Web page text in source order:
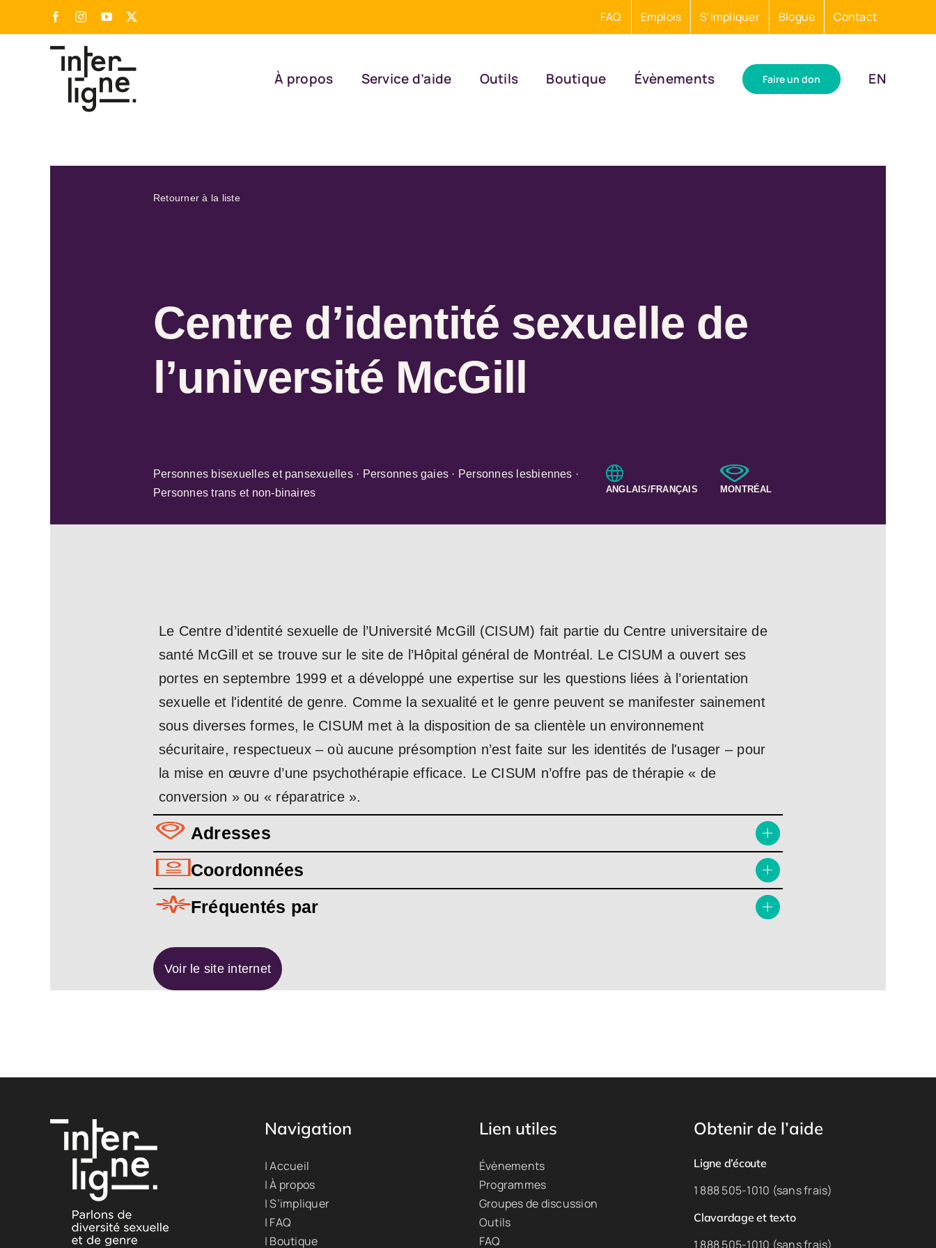
FacebookInstagram
YouTube FAQ Emplois S’impliquer Blogue Contact
À propos Service d’aide Outils Boutique Évènements Faire un don EN
Retourner à la liste
Centre d’identité sexuelle de
l’université McGill
Personnes bisexuelles et pansexuelles · Personnes gaies · Personnes lesbiennes ·
Personnes trans et non-binaires
ANGLAIS/FRANÇAIS MONTRÉAL
Le Centre d’identité sexuelle de l’Université McGill (CISUM) fait partie du Centre universitaire de
santé McGill et se trouve sur le site de l’Hôpital général de Montréal. Le CISUM a ouvert ses
portes en septembre 1999 et a développé une expertise sur les questions liées à l’orientation
sexuelle et l'identité de genre. Comme la sexualité et le genre peuvent se manifester sainement
sous diverses formes, le CISUM met à la disposition de sa clientèle un environnement
sécuritaire, respectueux – où aucune présomption n’est faite sur les identités de l'usager – pour
la mise en œuvre d’une psychothérapie efficace. Le CISUM n’offre pas de thérapie « de
conversion » ou « réparatrice ».
Adresses
Coordonnées
Fréquentés par
Voir le site internet
Navigation
| Accueil
| À propos
| S’impliquer
| FAQ
| Boutique
Lien utiles
Évènements
Programmes
Groupes de discussion
Outils
FAQ
Obtenir de l’aide
Ligne d’écoute
1 888 505-1010 (sans frais)
Clavardage et texto
1 888 505-1010 (sans frais)